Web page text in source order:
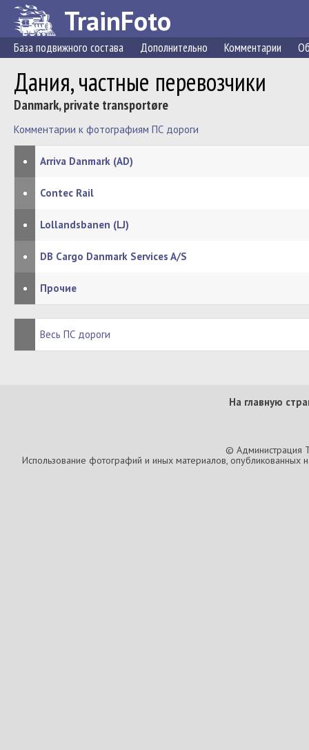
TrainFoto
База подвижного состава Дополнительно Комментарии
Дания, частные перевозчики
Danmark, private transportøre
Комментарии к фотографиям ПС дороги
• Arriva Danmark (AD)
• Contec Rail
• Lollandsbanen (LJ)
• DB Cargo Danmark Services A/S
• Прочие
Весь ПС дороги
На главную
© Администрация
Использование фотографий и иных материалов, опубликованных